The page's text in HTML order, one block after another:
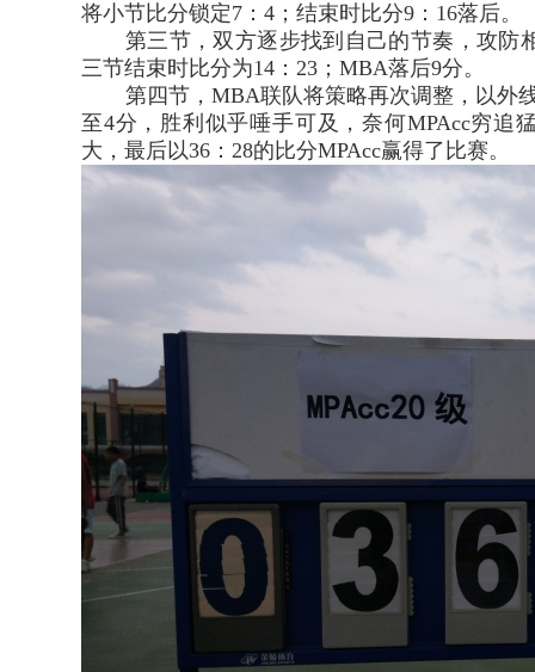
将小节比分锁定7：4；结束时比分9：16落后。
第三节，双方逐步找到自己的节奏，攻防
三节结束时比分为14：23；MBA落后9分。
第四节，MBA联队将策略再次调整，以外
至4分，胜利似乎唾手可及，奈何MPAcc穷追
大，最后以36：28的比分MPAcc赢得了比赛。